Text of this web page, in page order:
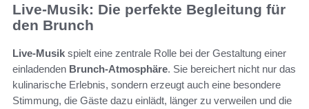
Live-Musik: Die perfekte Begleitung für
den Brunch
Live-Musik spielt eine zentrale Rolle bei der Gestaltung einer
einladenden Brunch-Atmosphäre. Sie bereichert nicht nur das
kulinarische Erlebnis, sondern erzeugt auch eine besondere
Stimmung, die Gäste dazu einlädt, länger zu verweilen und die